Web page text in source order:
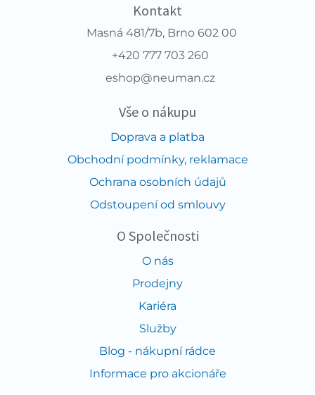
Kontakt
Masná 481/7b, Brno 602 00
+420 777 703 260
eshop@neuman.cz
Vše o nákupu
Doprava a platba
Obchodní podmínky, reklamace
Ochrana osobních údajů
Odstoupení od smlouvy
O Společnosti
O nás
Prodejny
Kariéra
Služby
Blog - nákupní rádce
Informace pro akcionáře